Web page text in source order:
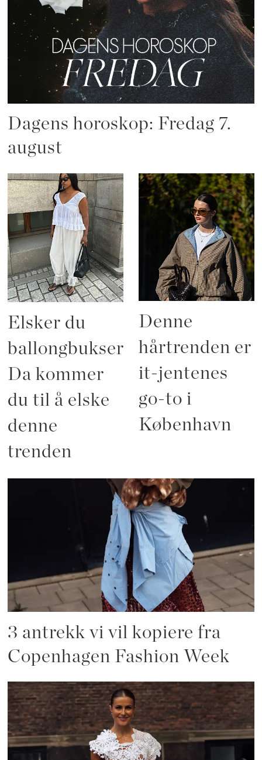
Dagens horoskop: Fredag 7.
august
Elsker du
ballongbukser?
Da kommer
du til å elske
denne
trenden
Denne
hårtrenden er
it-jentenes
go-to i
København
3 antrekk vi vil kopiere fra
Copenhagen Fashion Week